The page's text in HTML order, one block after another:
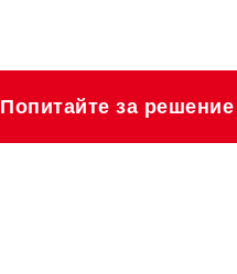
Попитайте за решение